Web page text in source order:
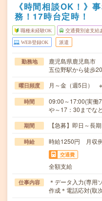
《時間相談OK！》
務！17時台定時！
職種未経験OK 交通費別途支給
WEB登録OK 派遣
勤務地
鹿児島県鹿児島市
五位野駅から徒歩
曜日頻度 月～金（週5日） ※
時間
09:00～17:00(実働
や～17：30までな
期間 【急募】即日～長
時給 時給1250円 月収
交通費
全額支給
仕事内容
＊データ入力(専用
作成＊電話応対(取